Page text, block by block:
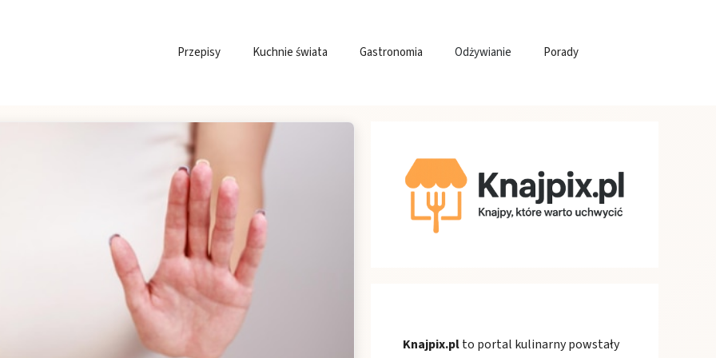
Przepisy Kuchnie świata Gastronomia Odżywianie Porady
Knajpix.plto portal kulinarny powstały